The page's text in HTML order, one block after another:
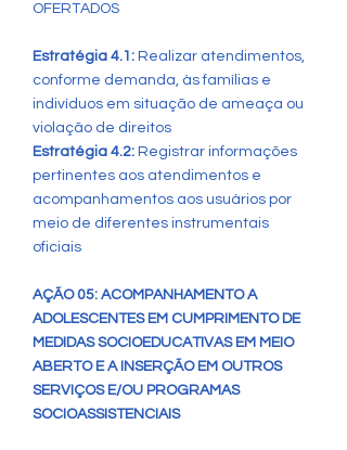
OFERTADOS
Estratégia 4.1: Realizar atendimentos,
conforme demanda, às famílias e
indivíduos em situação de ameaça ou
violação de direitos
Estratégia 4.2: Registrar informações
pertinentes aos atendimentos e
acompanhamentos aos usuários por
meio de diferentes instrumentais
oficiais
AÇÃO 05: ACOMPANHAMENTO A
ADOLESCENTES EM CUMPRIMENTO DE
MEDIDAS SOCIOEDUCATIVAS EM MEIO
ABERTO E A INSERÇÃO EM OUTROS
SERVIÇOS E/OU PROGRAMAS
SOCIOASSISTENCIAIS